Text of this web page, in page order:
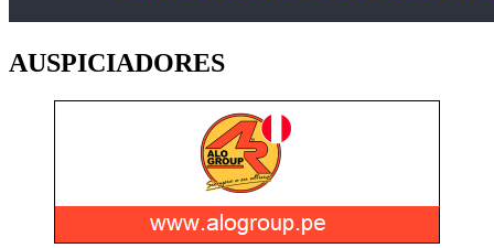
AUSPICIADORES